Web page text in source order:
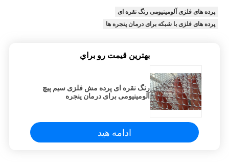
پرده های فلزی آلومینیومی رنگ نقره ای
پرده های فلزی با شبکه برای درمان پنجره ها
بهترين قيمت رو براي
رنگ نقره ای پرده مش فلزی سیم پیچ
آلومینیومی برای درمان پنجره
ادامه هید